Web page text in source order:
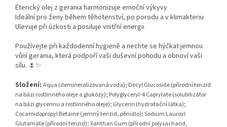
Éterický olej z gerania harmonizuje emoční výkyvy
Ideální pro ženy během těhotenství, po porodu a v klimakteriu
Ulevuje při úzkosti a posiluje vnitřní energii
Používejte při každodenní hygieně a nechte se hýčkat jemnou
vůní gerania, která podpoří vaši duševní pohodu a obnoví vaši
sílu. 🌷✨
Složení: Aqua (demineralizovaná voda); Decyl Glucoside (přírodní tenzid
na bázi rostlinného oleje a glukózy); Polyglyceryl-4 Caprylate (solubilizátor
na bázi glycerinu a rostlinného oleje); Glycerin (hydratační látka);
Cocamidopropyl Betaine (jemný tenzid, pěnidlo); Sodium Lauroyl
Glutamate (přírodní tenzid); Xanthan Gum (přírodní polysacharid,